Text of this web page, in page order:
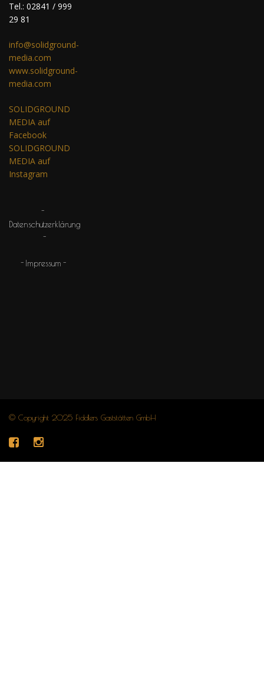
Tel.: 02841 / 999
29 81
info@solidground-
media.com
www.solidground-
media.com
SOLIDGROUND
MEDIA auf
Facebook
SOLIDGROUND
MEDIA auf
Instagram
Datenschutzerklärung
Impressum
© Copyright 2025 Fiddlers Gaststätten GmbH